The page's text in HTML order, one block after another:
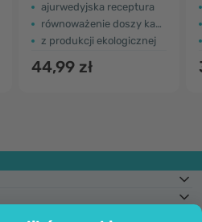
ajurwedyjska receptura
równoważenie doszy kapha
z produkcji ekologicznej
44,99 zł